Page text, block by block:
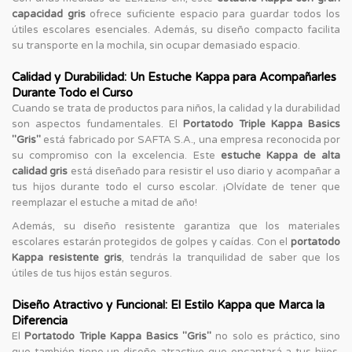
capacidad grisofrece suficiente espacio para guardar todos los
útiles escolares esenciales. Además, su diseño compacto facilita
su transporte en la mochila, sin ocupar demasiado espacio.
Calidad y Durabilidad: Un Estuche Kappa para Acompañarles
Durante Todo el Curso
Cuando se trata de productos para niños, la calidad y la durabilidad
son aspectos fundamentales. El Portatodo Triple Kappa Basics
"Gris" está fabricado por SAFTA S.A., una empresa reconocida por
su compromiso con la excelencia. Este estuche Kappa de alta
calidad gris está diseñado para resistir el uso diario y acompañar a
tus hijos durante todo el curso escolar. ¡Olvídate de tener que
reemplazar el estuche a mitad de año!
Además, su diseño resistente garantiza que los materiales
escolares estarán protegidos de golpes y caídas. Con el portatodo
Kappa resistente gris, tendrás la tranquilidad de saber que los
útiles de tus hijos están seguros.
Diseño Atractivo y Funcional: El Estilo Kappa que Marca la
Diferencia
ElPortatodo Triple Kappa Basics "Gris" no solo es práctico, sino